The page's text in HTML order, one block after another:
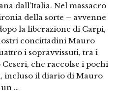
dall’Italia. Nel massacro
della sorte – avvenne
la liberazione di Carpi,
concittadini Mauro
i sopravvissuti, tra i
che raccolse i pochi
incluso il diario di Mauro
un …